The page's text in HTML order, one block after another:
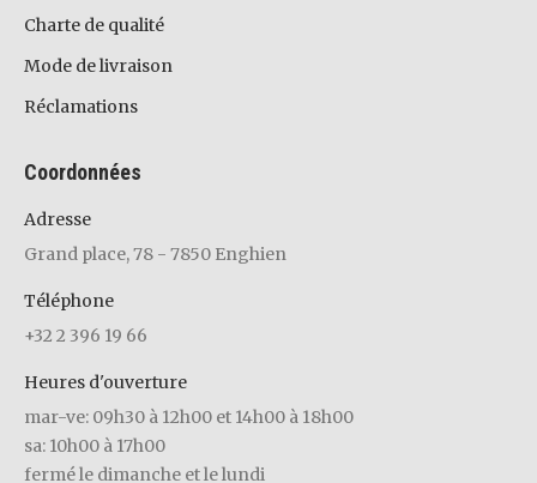
Charte de qualité
Mode de livraison
Réclamations
Coordonnées
Adresse
Grand place, 78 - 7850 Enghien
Téléphone
+32 2 396 19 66
Heures d'ouverture
mar-ve: 09h30 à 12h00 et 14h00 à 18h00
sa: 10h00 à 17h00
fermé le dimanche et le lundi